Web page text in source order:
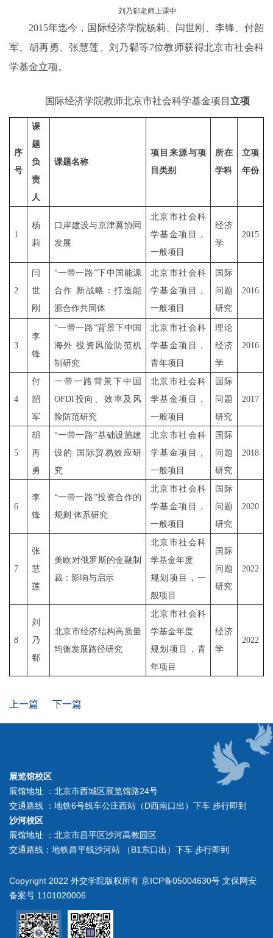
刘乃郗老师上课中
2015年迄今，国际经济学院杨莉、闫世刚、李锋、付韶
军、胡再勇、张慧莲、刘乃郗等7位教师获得北京市社会科
学基金立项。
国际经济学院教师北京市社会科学基金项目 立项
序
号
课
题
负
责
人
课题名称
项目来源与项
目类别
所在
学科
立项
年份
1
杨
莉
口岸建设与京津冀协同
发展
北京市社会科
学基金项目，
一般项目
经济
学
2015
2
闫
世
刚
“一带一路”下中国能源
合作 新战略：打造能
源合作共同体
北京市社会科
学基金项目，
一般项目
国际
问题
研究
2016
3
李
锋
“一带一路”背景下中国
海外 投资风险防范机
制研究
北京市社会科
学基金项目，
青年项目
理论
经济
学
2016
4
付
韶
军
一带一路背景下中国
OFDI 投向、效率及风
险防范研究
北京市社会科
学基金项目，
一般项目
国际
问题
研究
2017
5
胡
再
勇
“一带一路”基础设施建
设的 国际贸易效应研
究
北京市社会科
学基金项目，
一般项目
国际
问题
研究
2018
6
李
锋
“一带一路”投资合作的
规则 体系研究
北京市社会科
学基金项目，
一般项目
国际
问题
研究
2020
7
张
慧
莲
美欧对俄罗斯的金融制
裁：影响与启示
北京市社会科
学基金年度
规划 项目，一
般项目
国际
问题
研究
2022
8
刘
乃
郗
北京市经济结构高质量
均衡发展路径研究
北京市社会科
学基金年度
规划项目
，青
年项目
经济
学
2022
上一篇 下一篇
展览馆校区
展馆地址 ：北京市西城区展览馆路24号
交通路线 ：地铁6号线车公庄西站（D西南口出）下车 步行即到
沙河校区
展馆地址 ：北京市昌平区沙河高教园区
交通路线：地铁昌平线沙河站 （B1东口出）下车 步行即到
Copyright 2022 外交学院版权所有 京ICP备05004630号 文保网安
备案号 1101020006